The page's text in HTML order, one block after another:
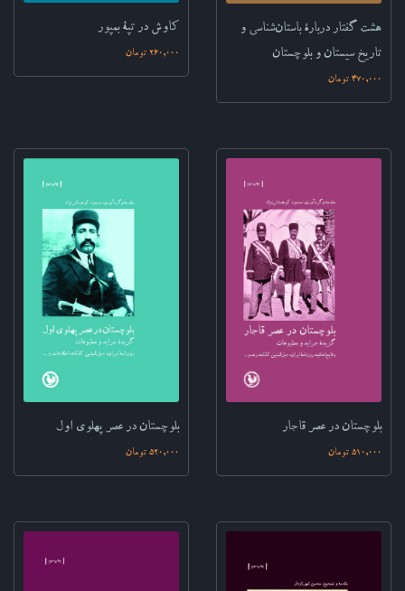
هشت گفتار دربارۀ باستان‌شناسی و
تاریخ سیستان و بلوچستان
470,000 تومان
کاوش در تپۀ بمپور
260,000 تومان
بلوچستان در عصر قاجار
510,000 تومان
بلوچستان در عصر پهلوی اول
520,000 تومان